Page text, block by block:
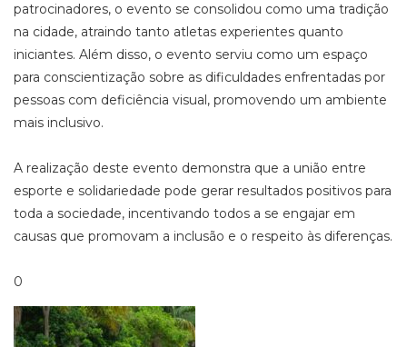
patrocinadores, o evento se consolidou como uma tradição
na cidade, atraindo tanto atletas experientes quanto
iniciantes. Além disso, o evento serviu como um espaço
para conscientização sobre as dificuldades enfrentadas por
pessoas com deficiência visual, promovendo um ambiente
mais inclusivo.
A realização deste evento demonstra que a união entre
esporte e solidariedade pode gerar resultados positivos para
toda a sociedade, incentivando todos a se engajar em
causas que promovam a inclusão e o respeito às diferenças.
0